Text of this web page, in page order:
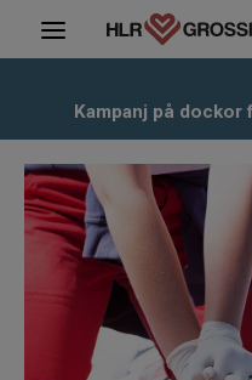
Första hjälpen
Hjärtstartare & tillbehör
Kunskapsbank
Om oss
Kampanj på dockor